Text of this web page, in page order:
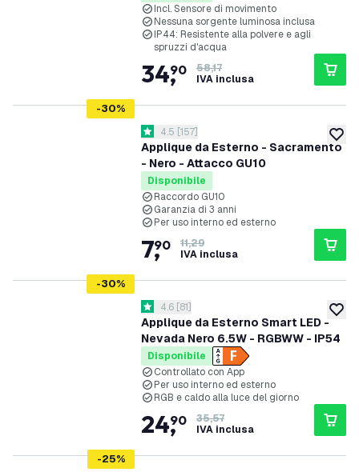
Incl. Sensore di movimento
Nessuna sorgente luminosa inclusa
IP44: Resistente alla polvere e agli
spruzzi d'acqua
34,
90
58,17
IVA inclusa
-30%
Applique da Esterno - Sacramento
- Nero - Attacco GU10
apri il cassetto delle recensioni
4.5 stelle di valutazione
4.5 [157]
Disponibile
Raccordo GU10
Garanzia di 3 anni
Per uso interno ed esterno
7,
90
11,29
IVA inclusa
-30%
Applique da Esterno Smart LED -
Nevada Nero 6.5W - RGBWW - IP54
apri il cassetto delle recensioni
4.6 stelle di valutazione
4.6 [81]
Disponibile
Controllato con App
Per uso interno ed esterno
RGB e caldo alla luce del giorno
24,
90
35,57
IVA inclusa
-25%